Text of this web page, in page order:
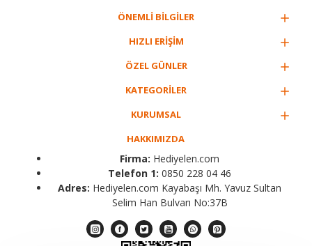
ÖNEMLİ BİLGİLER
HIZLI ERİŞİM
ÖZEL GÜNLER
KATEGORİLER
KURUMSAL
HAKKIMIZDA
Firma: Hediyelen.com
Telefon 1: 0850 228 04 46
Adres: Hediyelen.com Kayabaşı Mh. Yavuz Sultan
Selim Han Bulvarı No:37B